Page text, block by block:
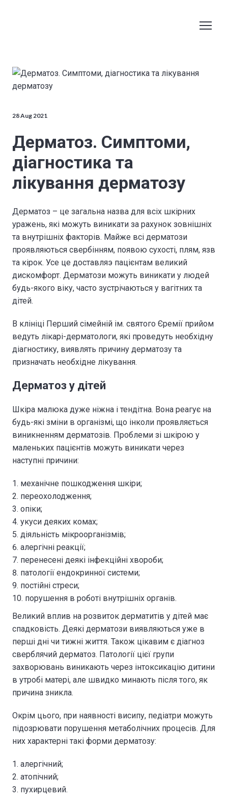
28 Aug 2021
Дерматоз. Симптоми,
діагностика та
лікування дерматозу
Дерматоз – це загальна назва для всіх шкірних
уражень, які можуть виникати за рахунок зовнішніх
та внутрішніх факторів. Майже всі дерматози
проявляються свербінням, появою сухості, плям, язв
та кірок. Усе це доставляэ пацієнтам великий
дискомфорт. Дерматози можуть виникати у людей
будь-якого віку, часто зустрічаються у вагітних та
дітей.
В клініці Перший сімейній ім. святого Єремії прийом
ведуть лікарі-дерматологи, які проведуть необхідну
діагностику, виявлять причину дерматозу та
призначать необхідне лікування.
Дерматоз у дітей
Шкіра малюка дуже ніжна і тендітна. Вона реагує на
будь-які зміни в організмі, що інколи проявляється
виникненням дерматозів. Проблеми зі шкірою у
маленьких пацієнтів можуть виникати через
наступні причини:
механічне пошкодження шкіри;
переохолодження;
опіки;
укуси деяких комах;
діяльність мікроорганізмів;
алергічні реакції;
перенесені деякі інфекційні хвороби;
патології ендокринної системи;
постійні стреси;
порушення в роботі внутрішніх органів.
Великий вплив на розвиток дерматитів у дітей має
спадковість. Деякі дерматози виявляються уже в
перші дні чи тижні життя. Також цікавим є діагноз
сверблячий дерматоз. Патології цієї групи
захворювань виникають через інтоксикацію дитини
в утробі матері, але швидко минають після того, як
причина зникла.
Окрім цього, при наявності висипу, педіатри можуть
підозрювати порушення метаболічних процесів. Для
них характерні такі форми дерматозу:
алергічний;
атопічний;
пухирцевий.